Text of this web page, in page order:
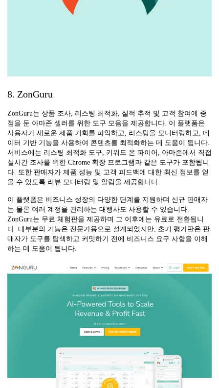
8. ZonGuru
ZonGuru는 상품 조사, 리스팅 최적화, 실적 추적 및 고객 참여에 중
점을 둔 아마존 셀러를 위한 도구 모음을 제공합니다. 이 플랫폼은
사용자가 새로운 제품 기회를 파악하고, 리스팅을 모니터링하고, 데
이터 기반 기능을 사용하여 콘텐츠를 최적화하는 데 도움이 됩니다.
서비스에는 리스팅 최적화 도구, 키워드 온 파이어, 아마존에서 직접
실시간 조사를 위한 Chrome 확장 프로그램과 같은 도구가 포함됩니
다. 또한 판매자가 제품 성능 및 고객 피드백에 대한 최신 정보를 얻
을 수 있도록 리뷰 모니터링 및 알림을 제공합니다.
이 플랫폼은 비즈니스 성장의 다양한 단계를 지원하며 신규 판매자
는 물론 여러 계정을 관리하는 대행사도 사용할 수 있습니다.
ZonGuru는 무료 체험판을 제공하며 그 이후에는 유료로 전환됩니
다. 대부분의 기능은 전문가용으로 설계되었지만, 초기 평가판은 판
매자가 도구를 탐색하고 커밋하기 전에 비즈니스 요구 사항을 이해
하는 데 도움이 됩니다.